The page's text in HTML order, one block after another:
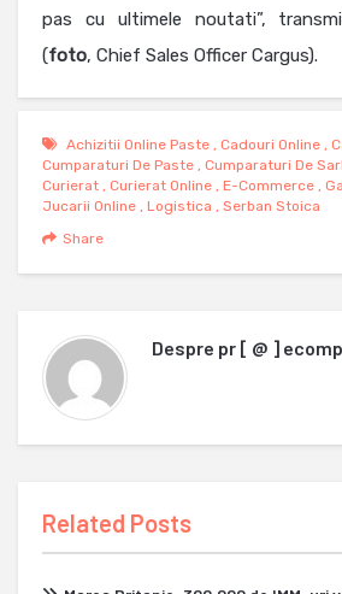
pas cu ultimele noutati”,
(foto, Chief Sales Officer Cargus).
Achizitii Online Paste , Cadouri Online ,
Cumparaturi De Paste , Cumparaturi De
Curierat , Curierat Online , E-Commerce ,
Jucarii Online , Logistica , Serban Stoica
Share
Despre pr [ @ ]
Related Posts